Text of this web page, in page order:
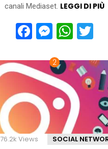
canali Mediaset. LEGGI DI PIÙ
Facebook
76.2k Views SOCIAL